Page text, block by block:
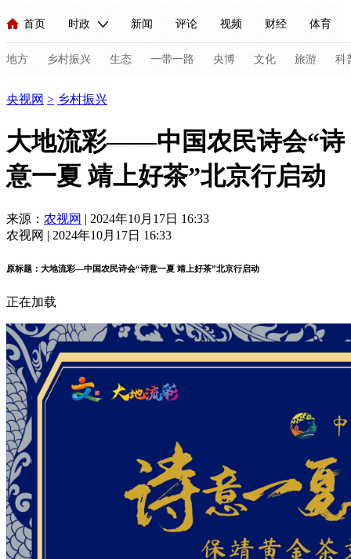
首页 时政 新闻 评论 视频 财经 体育
人民领袖习近平 联播+ 中国领导人 央视快评 习式妙语
直播 栏目大全 节目单 听音 微视频 主持人
海外频道 iPanda English Монгол
地方 乡村振兴 生态 一带一路 央博 文化 旅游 科
新闻 国内 国际 评论 经济 军事 科技
视频 小央视频
现场 前线 比划 快看 蓝海中国
体育
VIP会员 CCTV奥林匹克频道 生活体育大会 体育江湖
财经 教育
大国智造 大国展会 大国保险
直播 节目单 栏目 热播榜
央视网 > 乡村振兴
大地流彩——中国农民诗会“诗
意一夏 靖上好茶”北京行启动
来源： 农视网 | 2024年10月17日 16:33
农视网 | 2024年10月17日 16:33
原标题：大地流彩—中国农民诗会“诗意一夏 靖上好茶”北京行启动
正在加载